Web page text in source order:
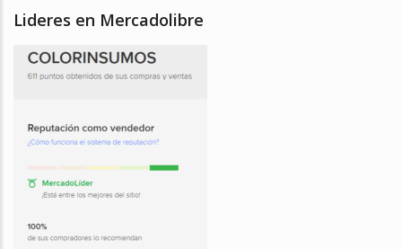
Lideres en Mercadolibre